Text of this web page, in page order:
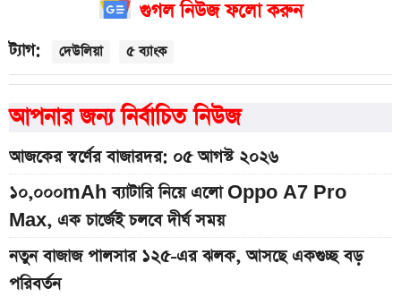
গুগল নিউজ ফলো করুন
ট্যাগ: দেউলিয়া ৫ ব্যাংক
আপনার জন্য নির্বাচিত নিউজ
আজকের স্বর্ণের বাজারদর: ০৫ আগস্ট ২০২৬
১০,০০০mAh ব্যাটারি নিয়ে এলো Oppo A7 Pro
Max, এক চার্জেই চলবে দীর্ঘ সময়
নতুন বাজাজ পালসার ১২৫-এর ঝলক, আসছে একগুচ্ছ বড়
পরিবর্তন